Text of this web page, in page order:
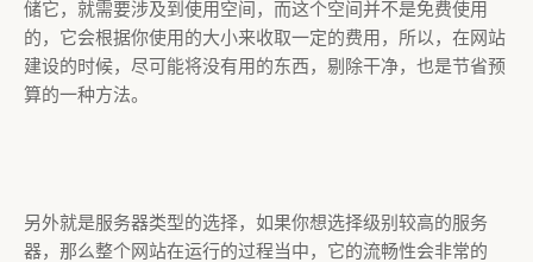
储它，就需要涉及到使用空间，而这个空间并不是免费使用
的，它会根据你使用的大小来收取一定的费用，所以，在网站
建设的时候，尽可能将没有用的东西，剔除干净，也是节省预
算的一种方法。
另外就是服务器类型的选择，如果你想选择级别较高的服务
器，那么整个网站在运行的过程当中，它的流畅性会非常的